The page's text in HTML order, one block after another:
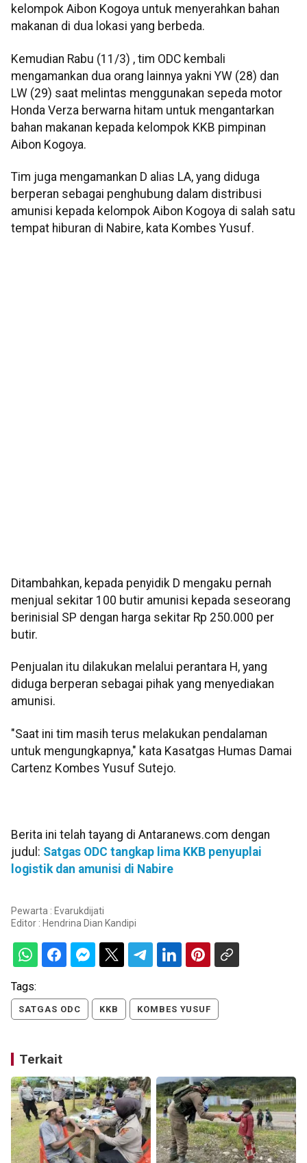
kelompok Aibon Kogoya untuk menyerahkan bahan
makanan di dua lokasi yang berbeda.
Kemudian Rabu (11/3) , tim ODC kembali
mengamankan dua orang lainnya yakni YW (28) dan
LW (29) saat melintas menggunakan sepeda motor
Honda Verza berwarna hitam untuk mengantarkan
bahan makanan kepada kelompok KKB pimpinan
Aibon Kogoya.
Tim juga mengamankan D alias LA, yang diduga
berperan sebagai penghubung dalam distribusi
amunisi kepada kelompok Aibon Kogoya di salah satu
tempat hiburan di Nabire, kata Kombes Yusuf.
Ditambahkan, kepada penyidik D mengaku pernah
menjual sekitar 100 butir amunisi kepada seseorang
berinisial SP dengan harga sekitar Rp 250.000 per
butir.
Penjualan itu dilakukan melalui perantara H, yang
diduga berperan sebagai pihak yang menyediakan
amunisi.
"Saat ini tim masih terus melakukan pendalaman
untuk mengungkapnya," kata Kasatgas Humas Damai
Cartenz Kombes Yusuf Sutejo.
Berita ini telah tayang di Antaranews.com dengan
judul: Satgas ODC tangkap lima KKB penyuplai
logistik dan amunisi di Nabire
Pewarta : Evarukdijati
Editor : Hendrina Dian Kandipi
Tags:
SATGAS ODC KKB KOMBES YUSUF
Terkait